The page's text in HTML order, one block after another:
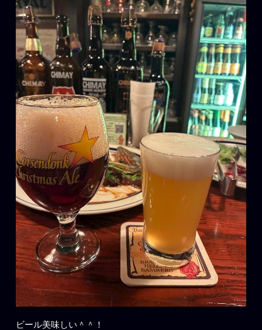
ビール美味しい＾＾！